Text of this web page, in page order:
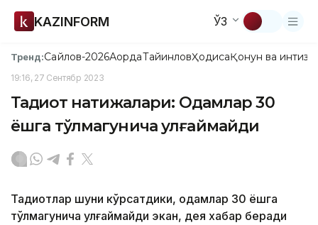
KAZINFORM ЎЗ
Тренд:Сайлов-2026АқордаТайинловҲодисаҚонун ва
19:16, 27 Сентябр 2023
Тадқиқот натижалари: Одамлар 30
ёшга тўлмагунича улғаймайди
Тадқиқотлар шуни кўрсатдики, одамлар 30 ёшга
тўлмагунича улғаймайди экан, дея хабар беради